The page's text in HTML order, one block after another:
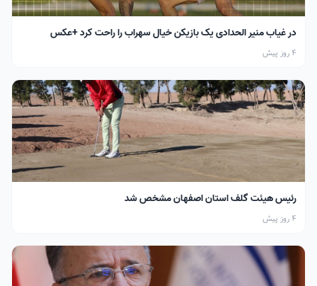
در غیاب منیر الحدادی یک بازیکن خیال سهراب را راحت کرد +عکس
4 روز پیش
رئیس هیئت گلف استان اصفهان مشخص شد
4 روز پیش